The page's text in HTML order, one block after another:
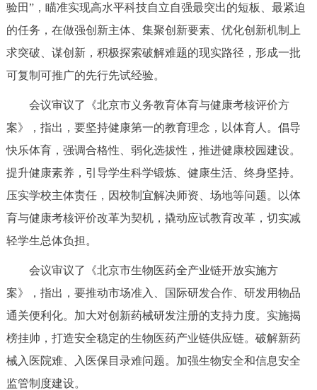
北京概况 十六区概览 人文北京
绿色北京 图说北京 视频北京
多语种
ENGLISH 한국어 日本語
DEUTSCH FRANÇAIS РУССКИЙ ЯЗЫК
ITALIANO
验田”，瞄准实现高水平科技自立自强最突出的短板、最紧迫
的任务，在做强创新主体、集聚创新要素、优化创新机制上
求突破、谋创新，积极探索破解难题的现实路径，形成一批
可复制可推广的先行先试经验。
会议审议了《北京市义务教育体育与健康考核评价方
案》，指出，要坚持健康第一的教育理念，以体育人。倡导
快乐体育，强调合格性、弱化选拔性，推进健康校园建设。
提升健康素养，引导学生科学锻炼、健康生活、终身坚持。
压实学校主体责任，因校制宜解决师资、场地等问题。以体
育与健康考核评价改革为契机，撬动应试教育改革，切实减
轻学生总体负担。
会议审议了《北京市生物医药全产业链开放实施方
案》，指出，要推动市场准入、国际研发合作、研发用物品
通关便利化。加大对创新药械研发注册的支持力度。实施揭
榜挂帅，打造安全稳定的生物医药产业链供应链。破解新药
械入医院难、入医保目录难问题。加强生物安全和信息安全
监管制度建设。